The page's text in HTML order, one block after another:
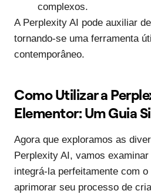
complexos.
A Perplexity AI pode auxiliar
tornando-se uma ferramenta
contemporâneo.
Como Utilizar a
Elementor: Um Guia
Agora que exploramos as
Perplexity AI, vamos
integrá-la perfeitamente com
aprimorar seu processo de